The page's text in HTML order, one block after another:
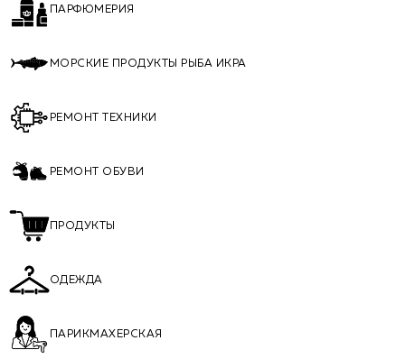
ПАРФЮМЕРИЯ
МОРСКИЕ ПРОДУКТЫ РЫБА ИКРА
РЕМОНТ ТЕХНИКИ
РЕМОНТ ОБУВИ
ПРОДУКТЫ
ОДЕЖДА
ПАРИКМАХЕРСКАЯ